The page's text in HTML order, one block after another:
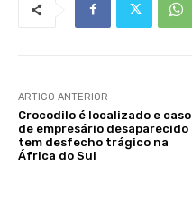
ARTIGO ANTERIOR
Crocodilo é localizado e caso
de empresário desaparecido
tem desfecho trágico na
África do Sul